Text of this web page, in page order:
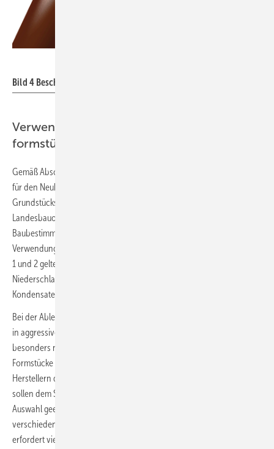
Bild 4 Beschichtungsaufbau TML-Rohre.
Verwendungsbereiche ­Abwasserrohre und -
formstücke
Gemäß Abschnitt 4 der Norm müssen die verwendeten Bauprodukte
für den Neubau und die Erneuerung von
Grundstücksentwässerungsanlagen den Anforderungen der
Landesbauordnungen sowie der Verwaltungsvorschrift Technische
Baubestimmungen der Länder entsprechen. Die angegebenen
Verwendungsbereiche für genormte Abwasserrohrsysteme in Tabelle
1 und 2 gelten für die Ableitung von häuslichem Abwasser und
Niederschlagswasser gemäß DIN 1986-3 sowie für die Ableitung von
Kondensaten aus Feuerungsanlagen.
Bei der Ableitung von nicht häuslichem Abwasser bzw. der Verlegung
in aggressivem Boden oder Grundwasser muss im Einzelfall
besonders nachgewiesen werden, dass die Abwasserrohre,
Formstücke und Verbindungen anwendbar sind. Die von den
Herstellern der Rohrsysteme veröffentlichten Beständigkeitslisten
sollen dem Sanitärplaner nur als Orientierungshilfe dienen. Die
Auswahl geeigneter Materialien, unter Berücksichtigung der
verschiedensten chemischen Belastungen bzw. Mischbelastungen,
erfordert viel Erfahrung und sollte sicherheitshalber nur in